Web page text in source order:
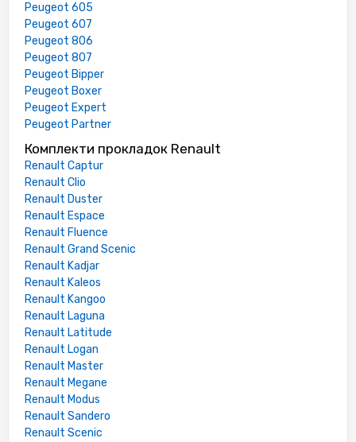
Peugeot 605
Peugeot 607
Peugeot 806
Peugeot 807
Peugeot Bipper
Peugeot Boxer
Peugeot Expert
Peugeot Partner
Комплекти прокладок Renault
Renault Captur
Renault Clio
Renault Duster
Renault Espace
Renault Fluence
Renault Grand Scenic
Renault Kadjar
Renault Kaleos
Renault Kangoo
Renault Laguna
Renault Latitude
Renault Logan
Renault Master
Renault Megane
Renault Modus
Renault Sandero
Renault Scenic